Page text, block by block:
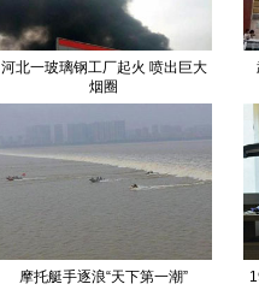
河北一玻璃钢工厂起火 喷出巨大
烟圈
摩托艇手逐浪“天下第一潮”